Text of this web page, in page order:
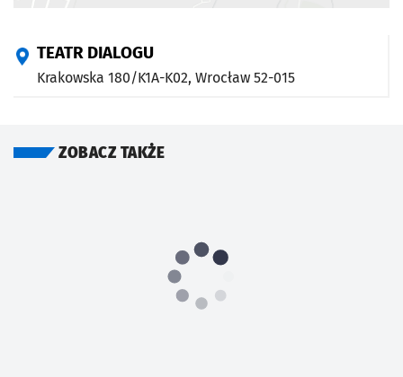
TEATR DIALOGU
Krakowska 180/K1A-K02, Wrocław 52-015
ZOBACZ TAKŻE